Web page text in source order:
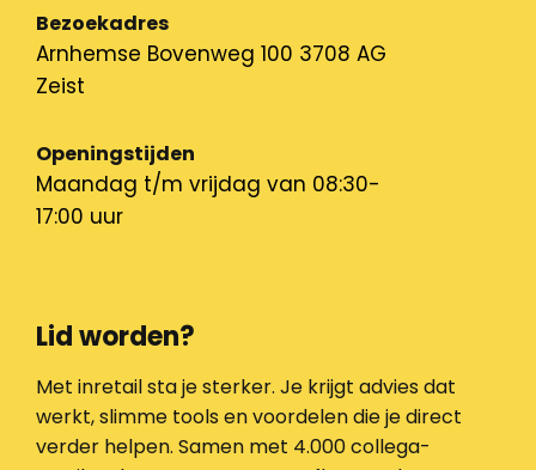
Bezoekadres
Arnhemse Bovenweg 100 3708 AG
Zeist
Openingstijden
Maandag t/m vrijdag van 08:30-
17:00 uur
Lid worden?
Met inretail sta je sterker. Je krijgt advies dat
werkt, slimme tools en voordelen die je direct
verder helpen. Samen met 4.000 collega-